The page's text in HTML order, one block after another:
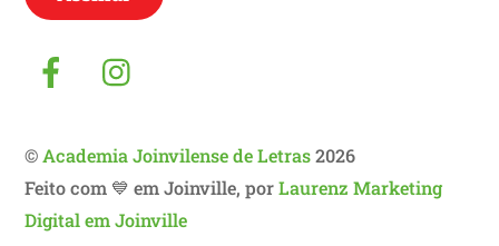
Facebook
©Academia Joinvilense de Letras2026
Feito com 💙 em Joinville, porLaurenz Marketing
Digital em Joinville